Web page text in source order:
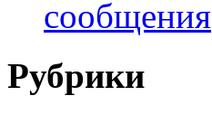
сообщения
Рубрики